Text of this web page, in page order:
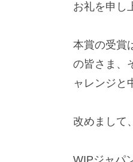
お礼を申し
本賞の受賞
の皆さま、
ャレンジと
改めまして
WIPジャパ